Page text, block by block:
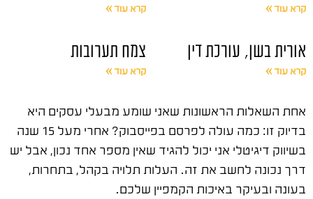
קרא עוד » קרא עוד »
אורית בשן, עורכת דין
קרא עוד »
צמח תערובות
קרא עוד »
אחת השאלות הראשונות שאני שומע מבעלי עסקים היא
בדיוק זו: כמה עולה לפרסם בפייסבוק? אחרי מעל 15 שנה
בשיווק דיגיטלי אני יכול להגיד שאין מספר אחד נכון, אבל יש
דרך נכונה לחשב את זה. העלות תלויה בקהל, בתחרות,
בעונה ובעיקר באיכות הקמפיין שלכם.